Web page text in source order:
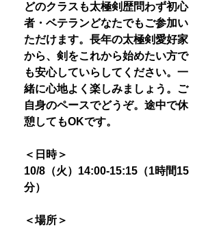
どのクラスも太極剣歴問わず初心
者・ベテランどなたでもご参加い
ただけます。長年の太極剣愛好家
から、剣をこれから始めたい方で
も安心していらしてください。一
緒に心地よく楽しみましょう。ご
自身のペースでどうぞ。途中で休
憩してもOKです。
＜日時＞
10/8（火）14:00-15:15（1時間15
分）
＜場所＞